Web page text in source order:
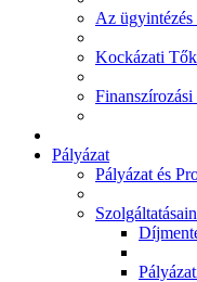
Az ügyintézés
Kockázati
Finanszírozási
Pályázat
Pályázat és